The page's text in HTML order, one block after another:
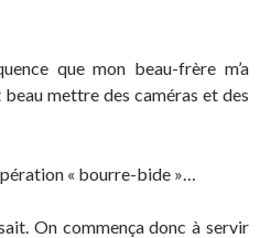
que mon beau-frère m’a
beau mettre des caméras et des
« bourre-bide »…
On commença donc à servir